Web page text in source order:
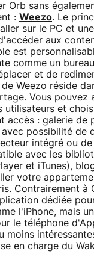
Orb sans
: Weezo. Le
sur le PC et
aux
est
comme un
et de
Weezo réside
Vous pouvez
utilisateurs et
accès : galerie de
possibilité de
intégré ou
avec les
et iTunes),
votre
Contrairement à
dédiée
l'iPhone, mais
le téléphone
moins
en charge du